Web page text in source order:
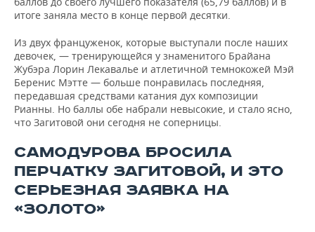
итоге заняла место в конце первой десятки.
Из двух француженок, которые выступали после наших
девочек, — тренирующейся у знаменитого Брайана
Жубэра Лорин Лекавалье и атлетичной темнокожей Мэй
Беренис Мэтте — больше понравилась последняя,
передавшая средствами катания дух композиции
Рианны. Но баллы обе набрали невысокие, и стало ясно,
что Загитовой они сегодня не соперницы.
САМОДУРОВА БРОСИЛА
ПЕРЧАТКУ ЗАГИТОВОЙ, И ЭТО
СЕРЬЕЗНАЯ ЗАЯВКА НА
«ЗОЛОТО»